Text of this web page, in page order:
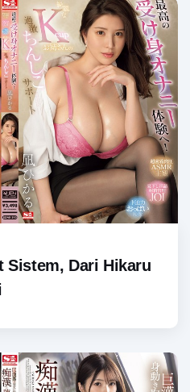
Sistem, Dari Hikaru